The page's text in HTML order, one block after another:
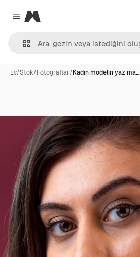
Close menu
Magnific
Ev/Stok/Fotoğraflar/Kadın modelin yaz ma…